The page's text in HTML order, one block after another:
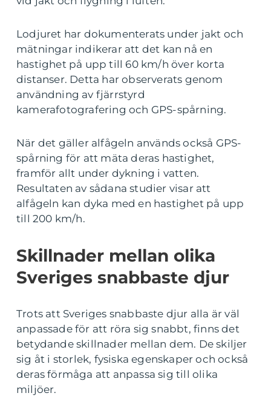
Lodjuret har dokumenterats under jakt och
mätningar indikerar att det kan nå en
hastighet på upp till 60 km/h över korta
distanser. Detta har observerats genom
användning av fjärrstyrd
kamerafotografering och GPS-spårning.
När det gäller alfågeln används också GPS-
spårning för att mäta deras hastighet,
framför allt under dykning i vatten.
Resultaten av sådana studier visar att
alfågeln kan dyka med en hastighet på upp
till 200 km/h.
Skillnader mellan olika
Sveriges snabbaste djur
Trots att Sveriges snabbaste djur alla är väl
anpassade för att röra sig snabbt, finns det
betydande skillnader mellan dem. De skiljer
sig åt i storlek, fysiska egenskaper och också
deras förmåga att anpassa sig till olika
miljöer.